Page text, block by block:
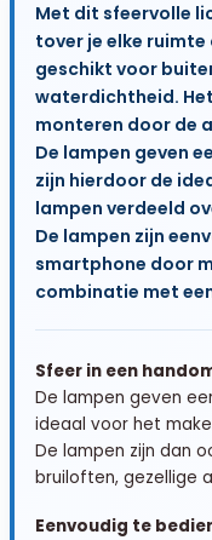
-
met
App
en
Bluetooth
én
afstandsbediening
-
25
Lampjes
-
IP65
-
Smart
Sfeerverlichting
voor
Buiten
hoeveelheid
Met dit sfeervolle
tover je elke
geschikt voor
waterdichtheid.
monteren door de
De lampen geven
zijn hierdoor de
lampen verdeeld
De lampen zijn
smartphone door
combinatie met
Sfeer in een
De lampen geven
ideaal voor het
De lampen zijn dan
bruiloften, gezellige
Eenvoudig te